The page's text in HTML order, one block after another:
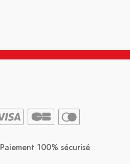
Paiement 100% sécurisé